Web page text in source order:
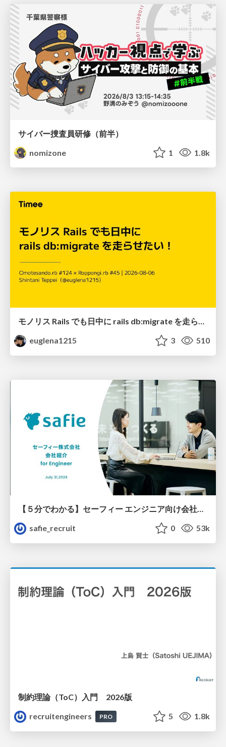
サイバー捜査員研修（前半）
nomizone
1 1.8k
モノリス Rails でも日中に rails db:migrate を走らせたい！ / Daytime rails db:migrate on Monolithic Rails!
euglena1215
3 510
【５分でわかる】セーフィー エンジニア向け会社紹介
safie_recruit
0 53k
制約理論（ToC）入門 2026版
recruitengineers
PRO 5 1.8k